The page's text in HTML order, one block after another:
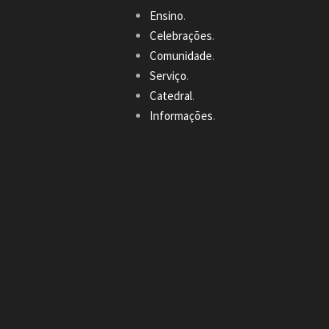
Ensino.
Celebrações.
Comunidade.
Serviço.
Catedral.
Informações.